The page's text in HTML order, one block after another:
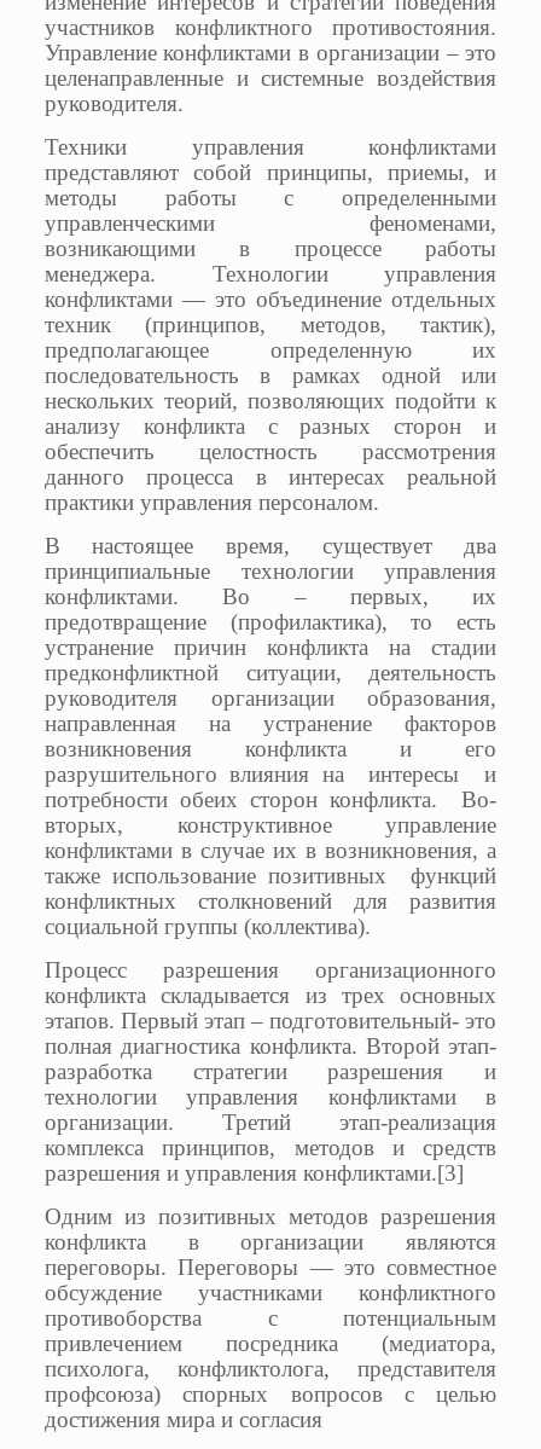
участников конфликтного противостояния.
Управление конфликтами в организации – это
целенаправленные и системные воздействия
руководителя.
Техники управления конфликтами
представляют собой принципы, приемы, и
методы работы с определенными
управленческими феноменами,
возникающими в процессе работы
менеджера. Технологии управления
конфликтами — это объединение отдельных
техник (принципов, методов, тактик),
предполагающее определенную их
последовательность в рамках одной или
нескольких теорий, позволяющих подойти к
анализу конфликта с разных сторон и
обеспечить целостность рассмотрения
данного процесса в интересах реальной
практики управления персоналом.
В настоящее время, существует два
принципиальные технологии управления
конфликтами. Во – первых, их
предотвращение (профилактика), то есть
устранение причин конфликта на стадии
предконфликтной ситуации, деятельность
руководителя организации образования,
направленная на устранение факторов
возникновения конфликта и его
разрушительного влияния на интересы и
потребности обеих сторон конфликта. Во-
вторых, конструктивное управление
конфликтами в случае их в возникновения, а
также использование позитивных функций
конфликтных столкновений для развития
социальной группы (коллектива).
Процесс разрешения организационного
конфликта складывается из трех основных
этапов. Первый этап – подготовительный- это
полная диагностика конфликта. Второй этап-
разработка стратегии разрешения и
технологии управления конфликтами в
организации. Третий этап-реализация
комплекса принципов, методов и средств
разрешения и управления конфликтами.[3]
Одним из позитивных методов разрешения
конфликта в организации являются
переговоры. Переговоры — это совместное
обсуждение участниками конфликтного
противоборства с потенциальным
привлечением посредника (медиатора,
психолога, конфликтолога, представителя
профсоюза) спорных вопросов с целью
достижения мира и согласия